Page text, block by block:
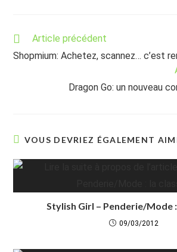
Read
articles
Article précédent
Shopmium: Achetez, scannez… c’est
Dragon Go: un nouveau
VOUS DEVRIEZ ÉGALEMENT
Stylish Girl – Penderie/Mode
09/03/2012